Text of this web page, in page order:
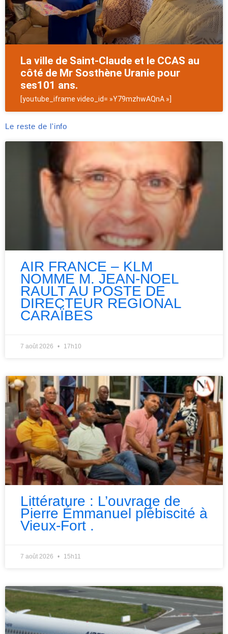
La ville de Saint-Claude et le CCAS au
côté de Mr Sosthène Uranie pour
ses101 ans.
[youtube_iframe video_id= »Y79mzhwAQnA »]
Le reste de l'info
AIR FRANCE – KLM
NOMME M. JEAN-NOEL
RAULT AU POSTE DE
DIRECTEUR REGIONAL
CARAÏBES
7 août 2026 17h10
Littérature : L’ouvrage de
Pierre Émmanuel plébiscité à
Vieux-Fort .
7 août 2026 15h11